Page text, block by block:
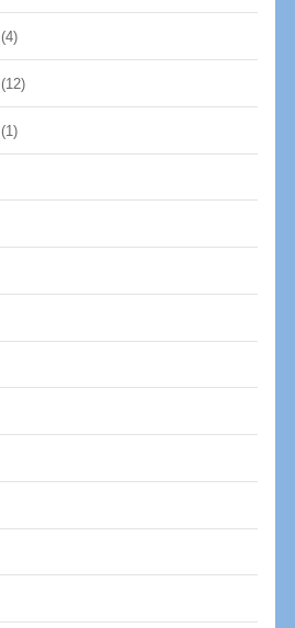
(4)
(12)
(1)